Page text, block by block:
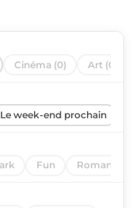
Cinéma (0) Art (0)
Le week-end prochain
Fun Romantic